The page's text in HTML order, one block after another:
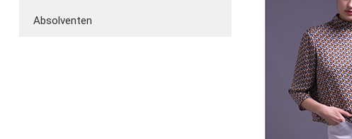
Absolventen